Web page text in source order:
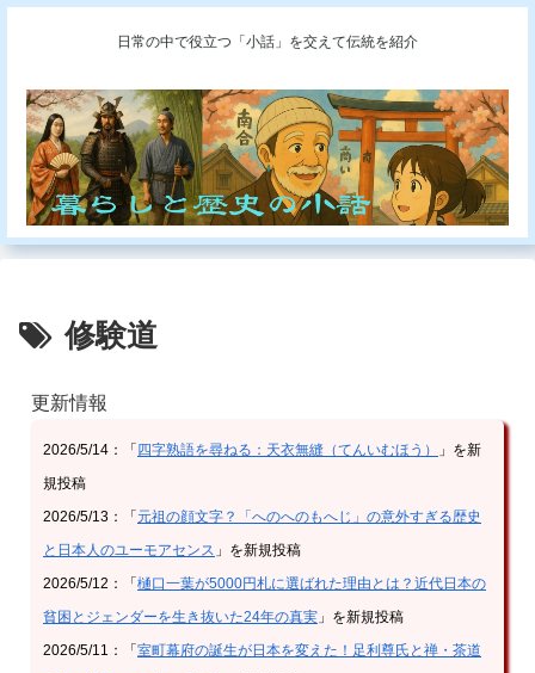
日常の中で役立つ「小話」を交えて伝統を紹介
修験道
更新情報
2026/5/14：「 四字熟語を尋ねる：天衣無縫（てんいむほう）
」を新
規投稿
2026/5/13：「 元祖の顔文字？「へのへのもへじ」の意外すぎる歴史
と日本人のユーモアセンス 」を新規投稿
2026/5/12：「 樋口一葉が5000円札に選ばれた理由とは？近代日本の
貧困とジェンダーを生き抜いた24年の真実 」を新規投稿
2026/5/11：「 室町幕府の誕生が日本を変えた！足利尊氏と禅・茶道